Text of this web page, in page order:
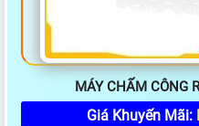
MÁY CHẤM CÔNG
Giá Khuyến Mãi: